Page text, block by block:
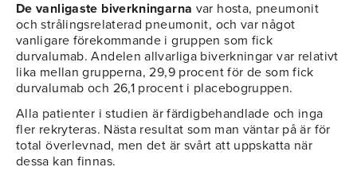
De vanligaste biverkningarna var hosta, pneumonit
och strålingsrelaterad pneumonit, och var något
vanligare förekommande i gruppen som fick
durvalumab. Andelen allvarliga biverkningar var relativt
lika mellan grupperna, 29,9 procent för de som fick
durvalumab och 26,1 procent i placebogruppen.
Alla patienter i studien är färdigbehandlade och inga
fler rekryteras. Nästa resultat som man väntar på är för
total överlevnad, men det är svårt att uppskatta när
dessa kan finnas.